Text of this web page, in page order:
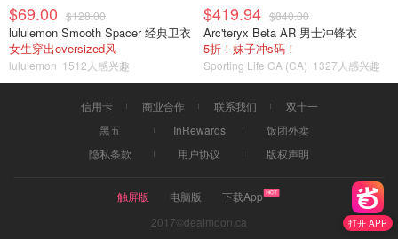
打开 APP
$69.00 $128.00
lululemon Smooth Spacer 经典卫衣
女生穿出oversized风
lululemon 1512人感兴趣
$419.94 $840.00
Arc'teryx Beta AR 男士冲锋衣
5折！妹子冲s码！
Sporting Life CA (CA) 1327人感兴趣
信用卡 商业合作 联系我们
双十一
黑五
InRewards
饭团外卖
隐私条款
用户协议 版权声明
触屏版 电脑版
下载App
2017©dealmoon.ca